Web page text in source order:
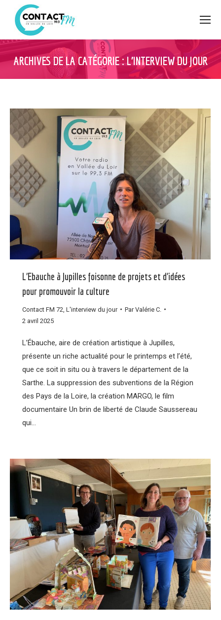
ARCHIVES DE LA CATÉGORIE :L’INTERVIEW DU JOUR
L’Ebauche à Jupilles foisonne de projets et d’idées
pour promouvoir la culture
Contact FM 72 L'interview du jour ParValérie C.
2 avril 2025
L’Ébauche, aire de création artistique à Jupilles,
présente un riche actualité pour le printemps et l’été,
que ce soit in situ ou à travers le département de la
Sarthe. La suppression des subventions de la Région
des Pays de la Loire, la création MARGO, le film
documentaire Un brin de liberté de Claude Saussereau
qui…